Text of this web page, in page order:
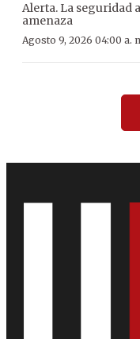
Alerta. La seguridad
amenaza
Agosto 9, 2026 04:00 a.